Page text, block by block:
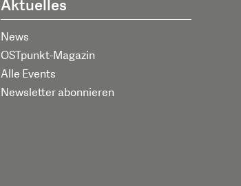
Aktuelles
News
OSTpunkt-Magazin
Alle Events
Newsletter abonnieren